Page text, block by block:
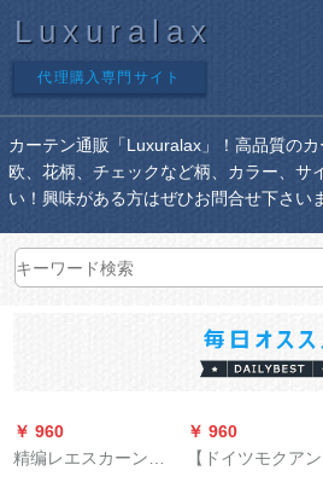
Luxuralax
代理購入専門サイト
カーテン通販「Luxuralax」！高品質の
欧、花柄、チェックなど柄、カラー、サ
い！興味がある方はぜひお問合せ下さい
￥ 960
精编レエスカーンシ
￥ 960
【ドイツモクアン